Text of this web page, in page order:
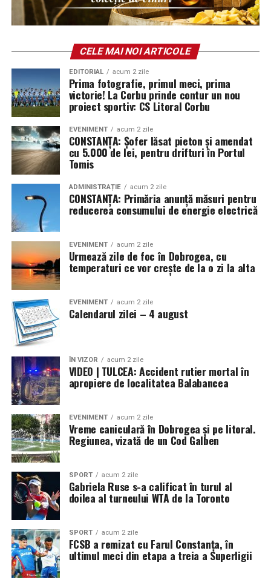
4 Universitatea Cluj 3 2 0 1 4-3 6
5 FC Argeş 3 2 0 1 2-2 6
7 Dinamo Bucureşti 3 1 1 1 6-3 4
9 Corvinul Hunedoara 3 1 1 1 4-3 4
10 Sepsi OSK 3 1 1 1 2-2 4
11 FC Voluntari 3 1 1 1 3-7 4
13 Petrolul Ploieşti 3 1 0 2 1-5 3
14 FC Botoşani 3 0 2 1 4-5 2
15 UTA Arad 3 0 1 2 2-7 1
16 FK Csikszereda 3 0 0 3 0-6 0
Legendă: M – meciuri, V – victorii, E – egaluri, Î –
înfrângeri, GM – goluri marcate, GP – goluri primite, P –
puncte.
Sursă: Agerpres
CELE MAI NOI ARTICOLE
EDITORIAL acum 2 zile
Prima fotografie, primul meci, prima
victorie! La Corbu prinde contur un nou
proiect sportiv: CS Litoral Corbu
EVENIMENT acum 2 zile
CONSTANȚA: Șofer lăsat pieton și amendat
cu 5.000 de lei, pentru drifturi în Portul
Tomis
ADMINISTRAȚIE acum 2 zile
CONSTANȚA: Primăria anunță măsuri pentru
reducerea consumului de energie electrică
EVENIMENT acum 2 zile
Urmează zile de foc în Dobrogea, cu
temperaturi ce vor crește de la o zi la alta
EVENIMENT acum 2 zile
Calendarul zilei – 4 august
ÎN VIZOR acum 2 zile
VIDEO | TULCEA: Accident rutier mortal în
apropiere de localitatea Balabancea
EVENIMENT acum 2 zile
Vreme caniculară în Dobrogea și pe litoral.
Regiunea, vizată de un Cod Galben
SPORT acum 2 zile
Gabriela Ruse s-a calificat în turul al
doilea al turneului WTA de la Toronto
SPORT acum 2 zile
FCSB a remizat cu Farul Constanța, în
ultimul meci din etapa a treia a Superligii